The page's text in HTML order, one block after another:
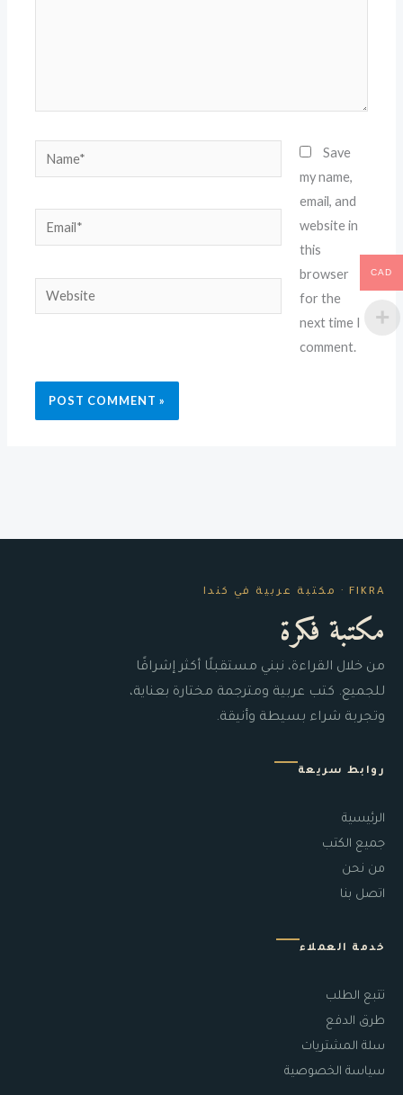
Name*
Email*
Website
Save
my name,
email, and
website in
this
browser
for the
next time I
comment.
FIKRA · مكتبة عربية في كندا
مكتبة فكرة
من خلال القراءة، نبني مستقبلًا أكثر إشراقًا
للجميع. كتب عربية ومترجمة مختارة بعناية،
وتجربة شراء بسيطة وأنيقة.
روابط سريعة
الرئيسية
جميع الكتب
من نحن
اتصل بنا
خدمة العملاء
تتبع الطلب
طرق الدفع
سلة المشتريات
سياسة الخصوصية
CAD